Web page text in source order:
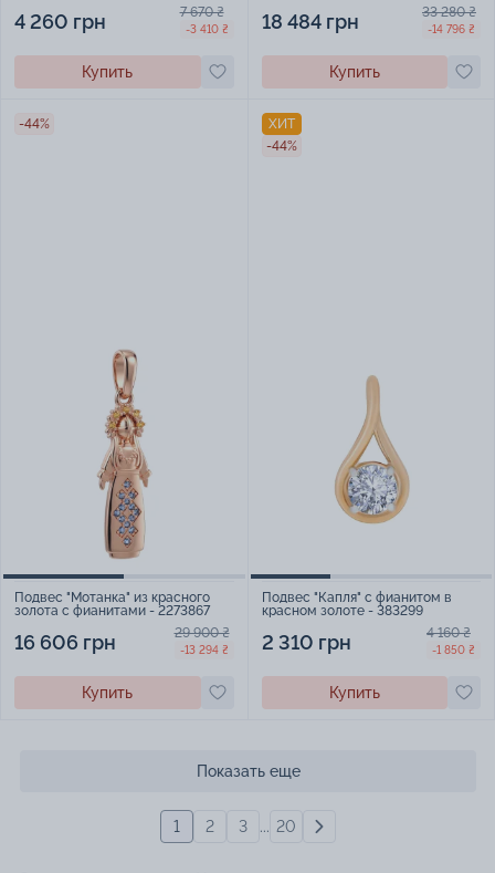
4 260 грн 7 670 ₴
-3 410 ₴
Купить
18 484 грн 33 280 ₴
-14 796 ₴
Купить
-44%
Подвес "Мотанка" из красного
золота с фианитами - 2273867
16 606 грн 29 900 ₴
-13 294 ₴
Купить
ХИТ
-44%
Подвес "Капля" с фианитом в
красном золоте - 383299
2 310 грн 4 160 ₴
-1 850 ₴
Купить
Показать еще
1 2 3 ... 20